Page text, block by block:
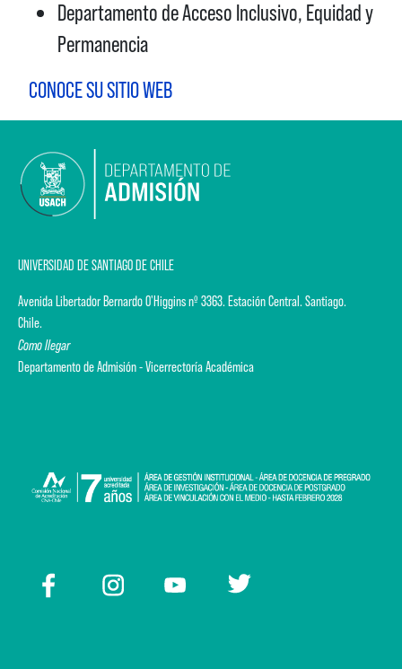
Departamento de Acceso Inclusivo, Equidad y
Permanencia
CONOCE SU SITIO WEB
UNIVERSIDAD DE SANTIAGO DE CHILE
Avenida Libertador Bernardo O'Higgins nº 3363. Estación Central. Santiago.
Chile.
Como llegar
Departamento de Admisión - Vicerrectoría Académica